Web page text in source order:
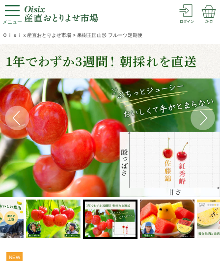
メニュー
Ｏｉｓｉｘ産直おとりよせ市場 > 果樹王国山形 フルーツ定期便
NEW